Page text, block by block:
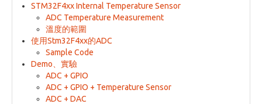
STM32F4xx Internal Temperature Sensor
ADC Temperature Measurement
溫度的範圍
使用Stm32F4xx的ADC
Sample Code
Demo、實驗
ADC + GPIO
ADC + GPIO + Temperature Sensor
ADC + DAC